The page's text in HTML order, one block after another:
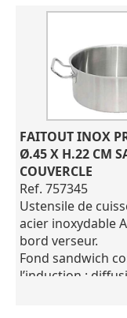
Marquage
Montures inox
points multiples.
Caractéristiques
pour une gamme
de qualité.
Hauteur : 160 mm
Capacité : 13.5 L
Poids : 3,2 kg
Diamètre de 32 cm
Coloris gris
VENDU SANS
FAITOUT INOX
Ø.45 X H.22 CM
COUVERCLE
Ref. 757345
Ustensile de
acier inoxydable
bord verseur.
Fond sandwich
l’induction :
de la chaleur sur